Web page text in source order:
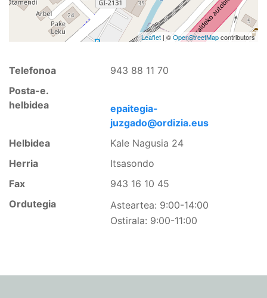
Leaflet | ©OpenStreetMapcontributors
Telefonoa
943 88 11 70
Posta-e.
helbidea
epaitegia-
juzgado@ordizia.eus
Helbidea
Kale Nagusia 24
Herria
Itsasondo
Fax
943 16 10 45
Ordutegia
Asteartea: 9:00-14:00
Ostirala: 9:00-11:00